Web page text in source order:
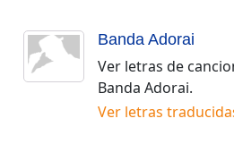
Banda Adorai
Ver letras de
Banda Adorai.
Ver letras